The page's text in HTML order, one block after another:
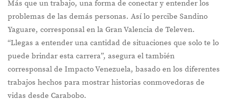
Más que un trabajo, una forma de conectar y entender los
problemas de las demás personas. Así lo percibe Sandino
Yaguare, corresponsal en la Gran Valencia de Televen.
“Llegas a entender una cantidad de situaciones que solo te lo
puede brindar esta carrera”, asegura el también
corresponsal de Impacto Venezuela, basado en los diferentes
trabajos hechos para mostrar historias conmovedoras de
vidas desde Carabobo.